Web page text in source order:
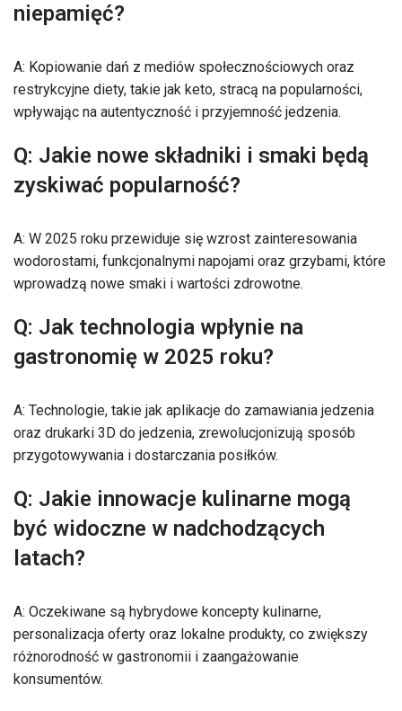
niepamięć?
A: Kopiowanie dań z mediów społecznościowych oraz
restrykcyjne diety, takie jak keto, stracą na popularności,
wpływając na autentyczność i przyjemność jedzenia.
Q: Jakie nowe składniki i smaki będą
zyskiwać popularność?
A: W 2025 roku przewiduje się wzrost zainteresowania
wodorostami, funkcjonalnymi napojami oraz grzybami, które
wprowadzą nowe smaki i wartości zdrowotne.
Q: Jak technologia wpłynie na
gastronomię w 2025 roku?
A: Technologie, takie jak aplikacje do zamawiania jedzenia
oraz drukarki 3D do jedzenia, zrewolucjonizują sposób
przygotowywania i dostarczania posiłków.
Q: Jakie innowacje kulinarne mogą
być widoczne w nadchodzących
latach?
A: Oczekiwane są hybrydowe koncepty kulinarne,
personalizacja oferty oraz lokalne produkty, co zwiększy
różnorodność w gastronomii i zaangażowanie
konsumentów.